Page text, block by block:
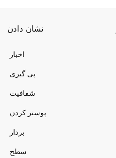
نشان دادن
اخبار
پی گیری
شفافیت
پوستر کردن
بردار
سطح